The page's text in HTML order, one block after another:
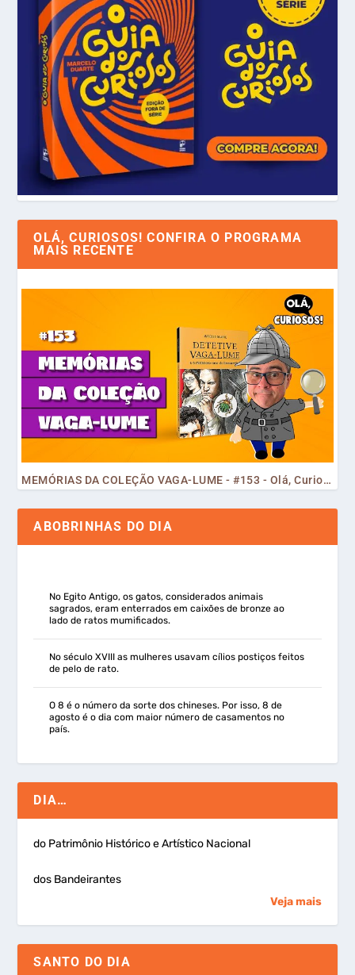
OLÁ, CURIOSOS! CONFIRA O PROGRAMA
MAIS RECENTE
MEMÓRIAS DA COLEÇÃO VAGA-LUME - #153 - Olá, Curiosos! 2023
ABOBRINHAS DO DIA
No Egito Antigo, os gatos, considerados animais
sagrados, eram enterrados em caixões de bronze ao
lado de ratos mumificados.
No século XVIII as mulheres usavam cílios postiços feitos
de pelo de rato.
O 8 é o número da sorte dos chineses. Por isso, 8 de
agosto é o dia com maior número de casamentos no
país.
DIA…
do Patrimônio Histórico e Artístico Nacional
dos Bandeirantes
Veja mais
SANTO DO DIA